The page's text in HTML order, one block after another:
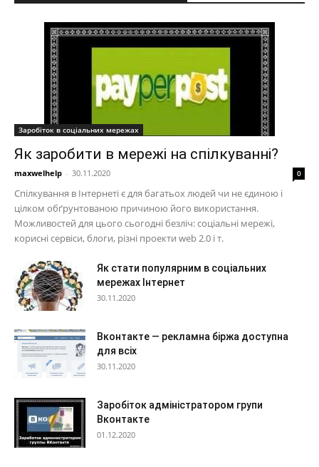
Заробіток в соціальних мережах
Як заробити в мережі на спілкуванні?
maxwelhelp - 30.11.2020 0
Спілкування в Інтернеті є для багатьох людей чи не єдиною і
цілком обґрунтованою причиною його використання.
Можливостей для цього сьогодні безліч: соціальні мережі,
корисні сервіси, блоги, різні проекти web 2.0 і т.
Як стати популярним в соціальних
мережах Інтернет
30.11.2020
Вконтакте — рекламна біржа доступна
для всіх
30.11.2020
Заробіток адміністратором групи
Вконтакте
01.12.2020